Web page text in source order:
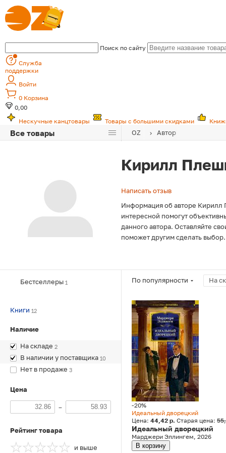
Поиск по сайту
Служба
поддержки
Войти
0 Корзина
0,00
Нескучные канцтовары
Товары с большими скидками
Все товары OZ Автор
Кирилл
Написать отзыв
Информация об авторе Кирилл
интересной помогут
данного автора. Оставляйте
поможет другим сделать выбор.
Бестселлеры 1
Книги 12
Наличие
На складе 2
В наличии у поставщика 10
Нет в продаже 3
Цена
–
Рейтинг товара
и выше
По популярности На
-20%
Идеальный дворецкий
Цена: 44,42 р. Старая цена:
Идеальный дворецкий
Марджери Эллингем, 2026
В корзину